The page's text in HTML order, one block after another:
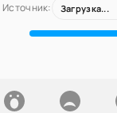
Источник: Загрузка...